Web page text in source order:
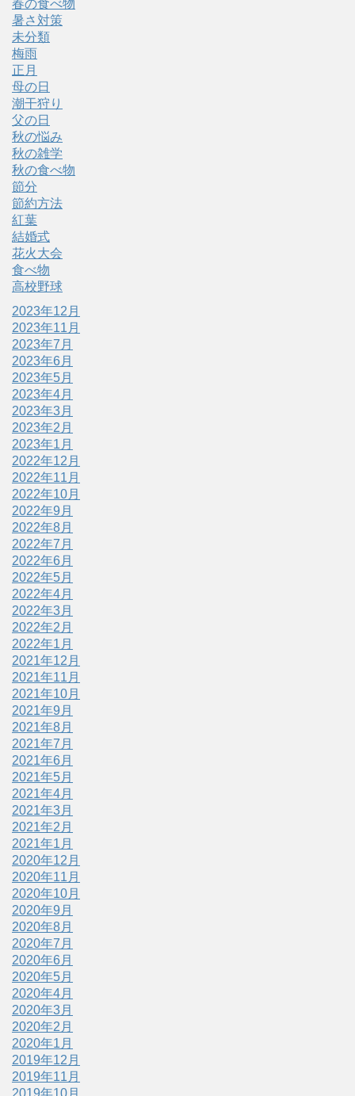
春の食べ物
暑さ対策
未分類
梅雨
正月
母の日
潮干狩り
父の日
秋の悩み
秋の雑学
秋の食べ物
節分
節約方法
紅葉
結婚式
花火大会
食べ物
高校野球
2023年12月
2023年11月
2023年7月
2023年6月
2023年5月
2023年4月
2023年3月
2023年2月
2023年1月
2022年12月
2022年11月
2022年10月
2022年9月
2022年8月
2022年7月
2022年6月
2022年5月
2022年4月
2022年3月
2022年2月
2022年1月
2021年12月
2021年11月
2021年10月
2021年9月
2021年8月
2021年7月
2021年6月
2021年5月
2021年4月
2021年3月
2021年2月
2021年1月
2020年12月
2020年11月
2020年10月
2020年9月
2020年8月
2020年7月
2020年6月
2020年5月
2020年4月
2020年3月
2020年2月
2020年1月
2019年12月
2019年11月
2019年10月